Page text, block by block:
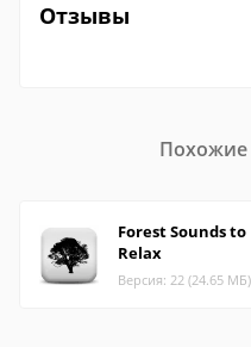
Отзывы
Forest Sounds to
Relax
Версия: 22 (24.65 МБ)